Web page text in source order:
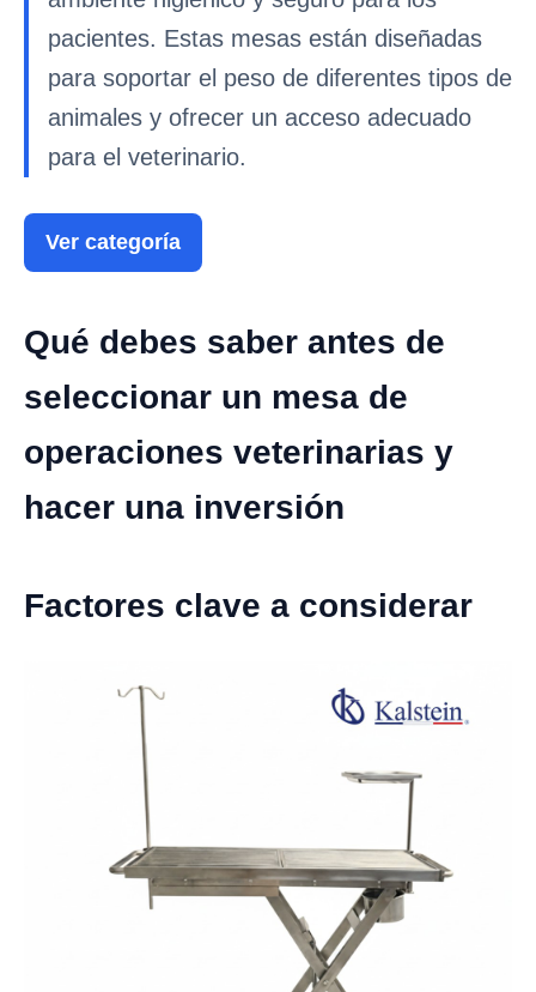
pacientes. Estas mesas están diseñadas
para soportar el peso de diferentes tipos de
animales y ofrecer un acceso adecuado
para el veterinario.
Ver categoría
Qué debes saber antes de
seleccionar un mesa de
operaciones veterinarias y
hacer una inversión
Factores clave a considerar